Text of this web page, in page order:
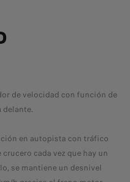
de velocidad con función de
en autopista con tráfico
cada vez que hay un
se mantiene un desnivel